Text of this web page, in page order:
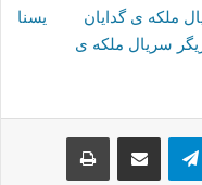
ملکه ی گدایان
یسنا
سریال ملکه ی
تلگرام اشتراک گذاری از طریق ایمیل چاپ